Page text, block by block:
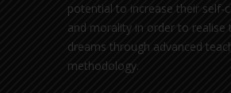
potential to increase their self-
and morality in order to realise
dreams through advanced
methodology.